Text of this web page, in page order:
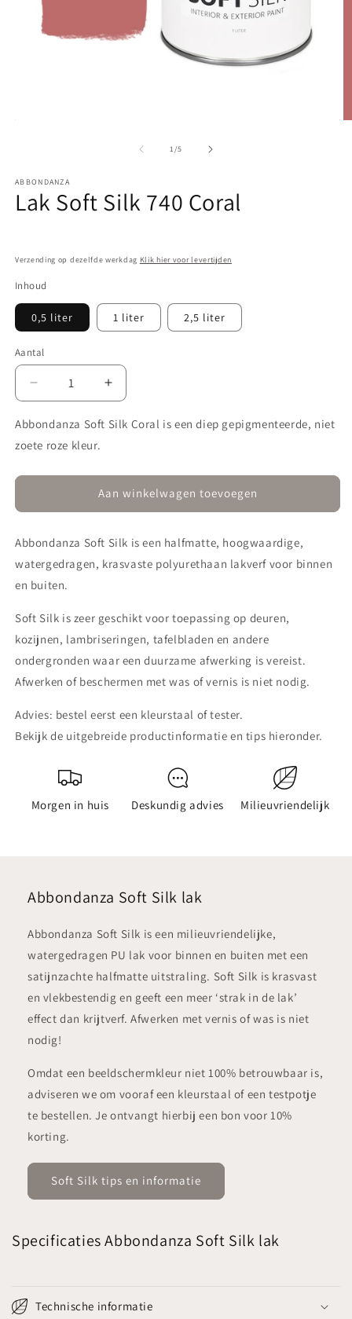
1/van
5
ABBONDANZA
Lak Soft Silk 740 Coral
Verzending op dezelfde werkdag Klik hier voor levertijden
Inhoud
0,5 liter 1 liter 2,5 liter
Aantal
Aantal
verlagen
voor
Lak
Soft
Silk
Aantal
verhogen
voor
Silk
740
Abbondanza Soft Silk Coral is een diep gepigmenteerde, niet
zoete roze kleur.
Aan winkelwagen toevoegen
Abbondanza Soft Silk is een halfmatte, hoogwaardige,
watergedragen, krasvaste polyurethaan lakverf voor binnen
en buiten.
Soft Silk is zeer geschikt voor toepassing op deuren,
kozijnen, lambriseringen, tafelbladen en andere
ondergronden waar een duurzame afwerking is vereist.
Afwerken of beschermen met was of vernis is niet nodig.
Advies: bestel eerst een kleurstaal of tester.
Bekijk de uitgebreide productinformatie en tips hieronder.
Morgen in huis Deskundig advies Milieuvriendelijk
Abbondanza Soft Silk lak
Abbondanza Soft Silk is een milieuvriendelijke,
watergedragen PU lak voor binnen en buiten met een
satijnzachte halfmatte uitstraling. Soft Silk is krasvast
en vlekbestendig en geeft een meer ‘strak in de lak’
effect dan krijtverf. Afwerken met vernis of was is niet
nodig!
Omdat een beeldschermkleur niet 100% betrouwbaar is,
adviseren we om vooraf een kleurstaal of een testpotje
te bestellen. Je ontvangt hierbij een bon voor 10%
korting.
Soft Silk tips en informatie
Specificaties Abbondanza Soft Silk lak
Technische informatie